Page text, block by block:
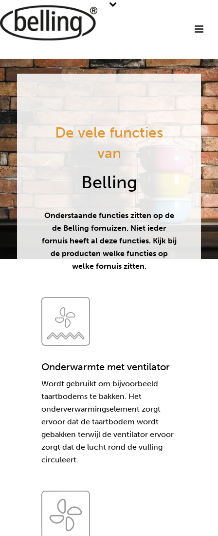
De vele functies
van
Belling
Onderstaande functies zitten op de
de Belling fornuizen. Niet ieder
fornuis heeft al deze functies. Kijk bij
de producten welke functies op
welke fornuis zitten.
Onderwarmte met ventilator
Wordt gebruikt om bijvoorbeeld
taartbodems te bakken. Het
onderverwarmingselement zorgt
ervoor dat de taartbodem wordt
gebakken terwijl de ventilator ervoor
zorgt dat de lucht rond de vulling
circuleert.